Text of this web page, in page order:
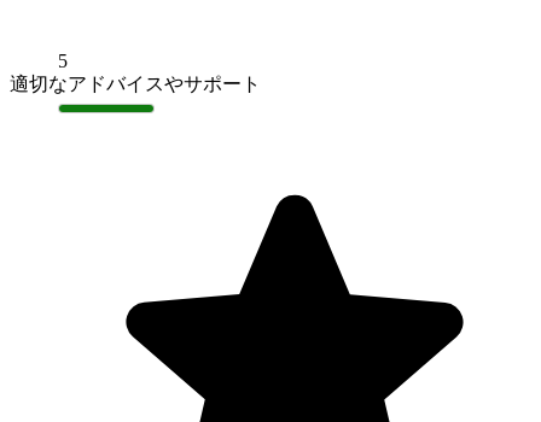
5
適切なアドバイスやサポート